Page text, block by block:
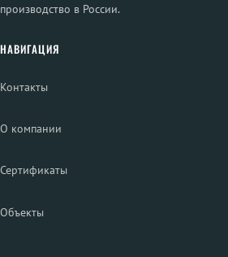
производство в России.
НАВИГАЦИЯ
Контакты
О компании
Сертификаты
Объекты